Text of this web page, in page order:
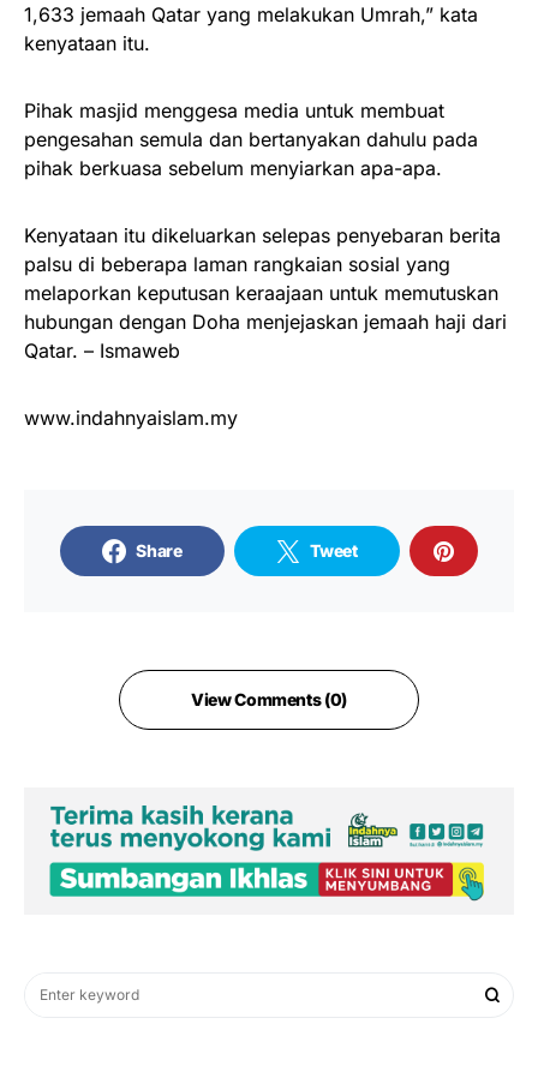
1,633 jemaah Qatar yang melakukan Umrah,” kata
kenyataan itu.
Pihak masjid menggesa media untuk membuat
pengesahan semula dan bertanyakan dahulu pada
pihak berkuasa sebelum menyiarkan apa-apa.
Kenyataan itu dikeluarkan selepas penyebaran berita
palsu di beberapa laman rangkaian sosial yang
melaporkan keputusan keraajaan untuk memutuskan
hubungan dengan Doha menjejaskan jemaah haji dari
Qatar. – Ismaweb
www.indahnyaislam.my
Share Tweet
View Comments (0)